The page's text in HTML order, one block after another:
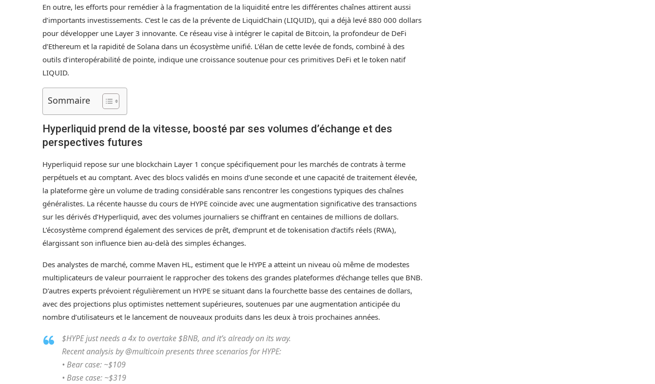
En outre, les efforts pour remédier à la fragmentation de la liquidité entre les différentes chaînes attirent aussi
d’importants investissements. C’est le cas de la prévente de LiquidChain (LIQUID), qui a déjà levé 880 000 dollars
pour développer une Layer 3 innovante. Ce réseau vise à intégrer le capital de Bitcoin, la profondeur de DeFi
d’Ethereum et la rapidité de Solana dans un écosystème unifié. L’élan de cette levée de fonds, combiné à des
outils d’interopérabilité de pointe, indique une croissance soutenue pour ces primitives DeFi et le token natif
LIQUID.
Sommaire
Hyperliquid prend de la vitesse, boosté par ses volumes d’échange et des
perspectives futures
Hyperliquid repose sur une blockchain Layer 1 conçue spécifiquement pour les marchés de contrats à terme
perpétuels et au comptant. Avec des blocs validés en moins d’une seconde et une capacité de traitement élevée,
la plateforme gère un volume de trading considérable sans rencontrer les congestions typiques des chaînes
généralistes. La récente hausse du cours de HYPE coïncide avec une augmentation significative des transactions
sur les dérivés d’Hyperliquid, avec des volumes journaliers se chiffrant en centaines de millions de dollars.
L’écosystème comprend également des services de prêt, d’emprunt et de tokenisation d’actifs réels (RWA),
élargissant son influence bien au-delà des simples échanges.
Des analystes de marché, comme Maven HL, estiment que le HYPE a atteint un niveau où même de modestes
multiplicateurs de valeur pourraient le rapprocher des tokens des grandes plateformes d’échange telles que BNB.
D’autres experts prévoient régulièrement un HYPE se situant dans la fourchette basse des centaines de dollars,
avec des projections plus optimistes nettement supérieures, soutenues par une augmentation anticipée du
nombre d’utilisateurs et le lancement de nouveaux produits dans les deux à trois prochaines années.
$HYPE just needs a 4x to overtake $BNB, and it’s already on its way.
Recent analysis by @multicoin presents three scenarios for HYPE:
• Bear case: ~$109
• Base case: ~$319